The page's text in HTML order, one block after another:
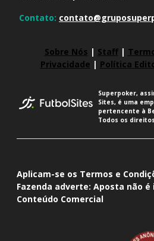
Contato:
Sobre Nós | Staff|
Privacidade | Política
Superpoker,
Sites, é uma
pertencente à
Todos os
Aplicam-se os Termos e
Fazenda adverte: Aposta não
Conteúdo Comercial